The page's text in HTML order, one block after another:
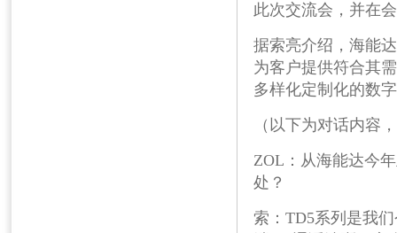
此次交流会，并在
据索亮介绍，海能
为客户提供符合其
多样化定制化的数
（以下为对话内
ZOL ：从海能达今
处？
索： TD5系列是我